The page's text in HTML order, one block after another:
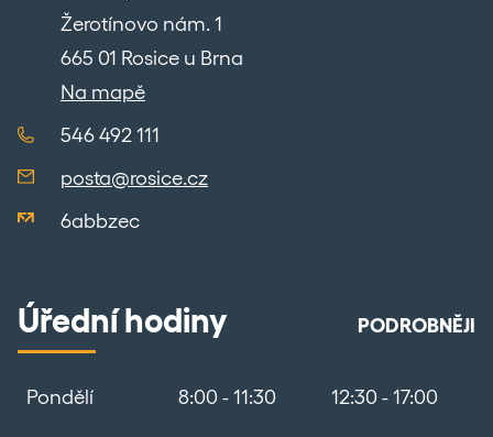
Žerotínovo nám. 1
665 01 Rosice u Brna
Na mapě
546 492 111
posta@rosice.cz
6abbzec
Úřední hodiny PODROBNĚJI
Pondělí 8:00 - 11:30 12:30 - 17:00